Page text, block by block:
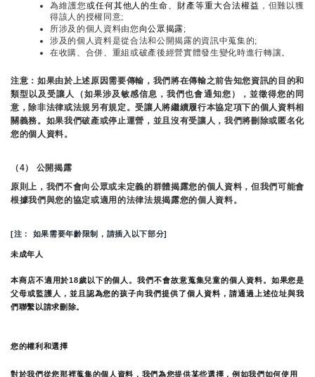
為維護您或任何其他人的生命、財產等重大合法權益 ，但難以獲
得該人的授權同意;
所涉及的個人資料由您向公眾揭露;
涉及的個人資料是從合法和公開揭露的資訊中蒐集的;
在收購、合併、重組或破產後經營實體發生變化時進行轉讓。
注意：如果由於上述原因需要傳輸，我們將在傳輸之前告知您資訊的目的和
類型以及受讓人（如果涉及敏感信息，我們也會通知您），並徵得您的同
意，除非法律或法規另有規定。受讓人將繼續履行本協定項下的個人資料相
關義務。如果我們破產或停止運營，並且沒有受讓人，我們將刪除或匿名化
您的個人資料。
（4） 公開揭露
原則上，我們不會向公眾或未定義的群體揭露您的個人資料，但我們可能會
根據我們與您的協定或適用的法律法規揭露您的個人資料。
[注： 如果需要年齡限制，請插入以下部分]
未成年人
本商店不適用於18歲以下的個人。我們不會故意蒐集兒童的個人資料。如果您是
父母或監護人，並且認為您的孩子向我們提供了個人資料，請通過上述位址與我
們聯繫以請求刪除。
您的權利和選擇
對於我們從您那裡蒐集的個人資料，我們為您提供某些選擇，例如我們如何使用